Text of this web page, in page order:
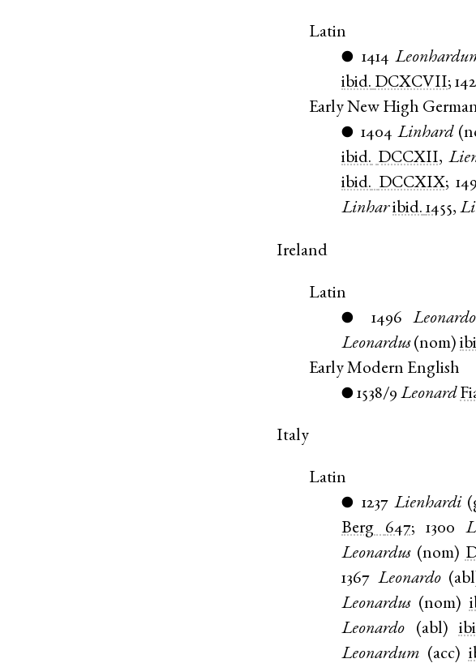
Latin
● 1414
ibid. DCXCVII;
Early New High
● 1404 Linhard (
ibid. DCCXII,
ibid. DCCXIX;
Linharibid. 1455,
Ireland
Latin
● 1496 Leonardo
Leonardus(nom)
Early Modern English
● 1538/9 Leonard
Italy
Latin
● 1237 Lienhardi (
Berg
647; 1300
Leonardus(nom)
1367 Leonardo(abl
Leonardus(nom)
Leonardo (abl)
Leonardum (acc)